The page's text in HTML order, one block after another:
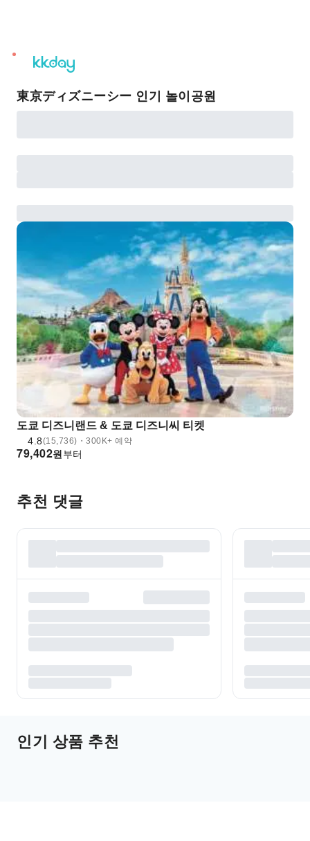
unread
notifications
東京ディズニーシー 인기 놀이공원
도쿄 디즈니랜드 & 도쿄 디즈니씨 티켓
4.8(15,736)・300K+ 예약
원
79,402 부터
추천 댓글
인기 상품 추천